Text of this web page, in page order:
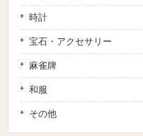
時計
宝石・アクセサリー
麻雀牌
和服
その他